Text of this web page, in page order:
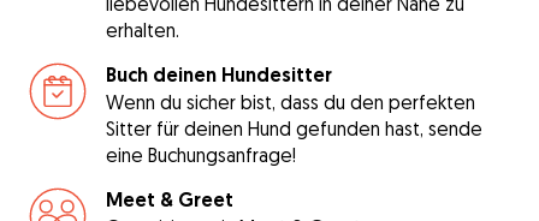
erhalten.
Buch deinen Hundesitter
Wenn du sicher bist, dass du den perfekten
Sitter für deinen Hund gefunden hast, sende
eine Buchungsanfrage!
Meet & Greet